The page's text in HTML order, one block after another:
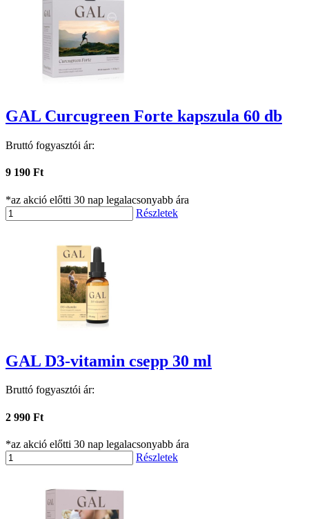
GAL Curcugreen Forte kapszula 60 db
Bruttó fogyasztói ár:
9 190 Ft
*az akció előtti 30 nap legalacsonyabb ára
Részletek
GAL D3-vitamin csepp 30 ml
Bruttó fogyasztói ár:
2 990 Ft
*az akció előtti 30 nap legalacsonyabb ára
Részletek